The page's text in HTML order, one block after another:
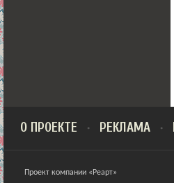
О ПРОЕКТЕ РЕКЛАМА
Проект компании «Реарт»